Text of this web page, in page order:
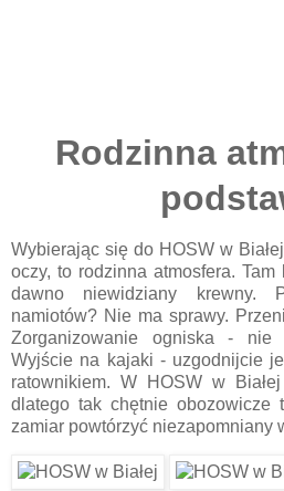
Rodzinna
Wybierając się do HOSW w
oczy, to rodzinna atmosfera.
dawno niewidziany krewny.
namiotów? Nie ma sprawy.
Zorganizowanie ogniska - nie
Wyjście na kajaki - uzgodnijcie
ratownikiem. W HOSW w
dlatego tak chętnie obozowicze
zamiar powtórzyć niezapomniany